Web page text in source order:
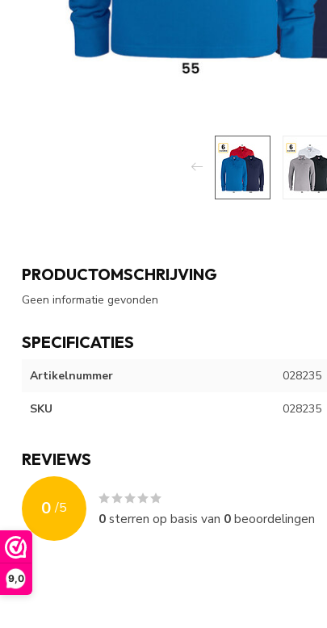
9,0
PRODUCTOMSCHRIJVING
Geen informatie gevonden
SPECIFICATIES
Artikelnummer 028235
SKU 028235
REVIEWS
0 /5
0sterren op basis van 0beoordelingen